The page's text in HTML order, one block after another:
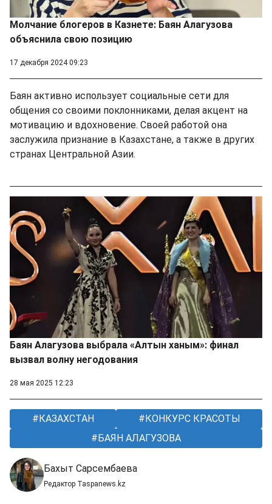
Молчание блогеров в Казнете: Баян Алагузова
объяснила свою позицию
17 декабря 2024 09:23
Баян активно использует социальные сети для
общения со своими поклонниками, делая акцент на
мотивацию и вдохновение. Своей работой она
заслужила признание в Казахстане, а также в других
странах Центральной Азии.
Баян Алагузова выбрала «Алтын ханым»: финал
вызвал волну негодования
28 мая 2025 12:23
КАЗАХСТАН
КОНКУРС КРАСОТЫ
БАЯН АЛАГУЗОВА
Бахыт Сарсембаева
Редактор Taspanews.kz